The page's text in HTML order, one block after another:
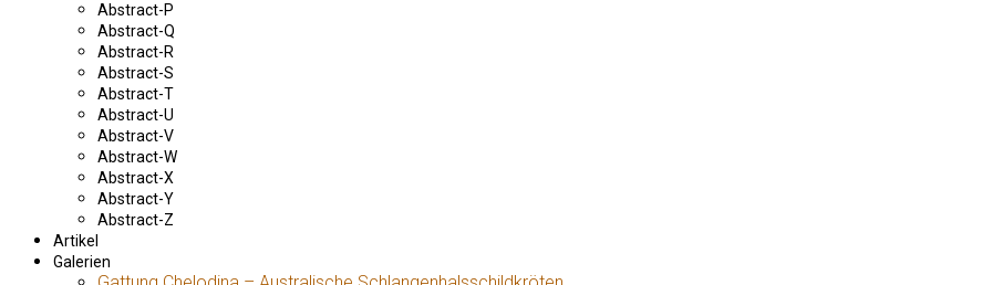
Abstract-P
Abstract-Q
Abstract-R
Abstract-S
Abstract-T
Abstract-U
Abstract-V
Abstract-W
Abstract-X
Abstract-Y
Abstract-Z
Artikel
Galerien